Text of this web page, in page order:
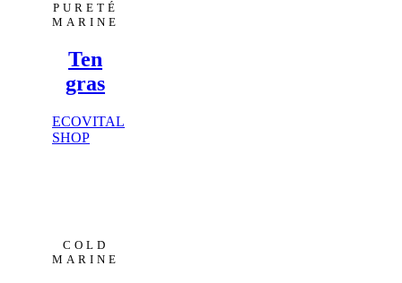
PURETÉ
MARINE
Ten
gras
ECOVITAL
SHOP
COLD
MARINE